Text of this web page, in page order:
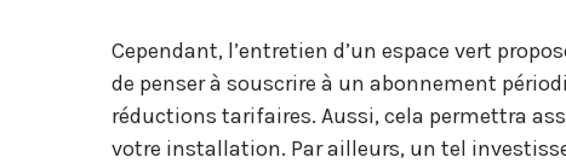
Cependant, l’entretien d’un espace vert
de penser à souscrire à un abonnement
réductions tarifaires. Aussi, cela permettra
votre installation. Par ailleurs, un tel